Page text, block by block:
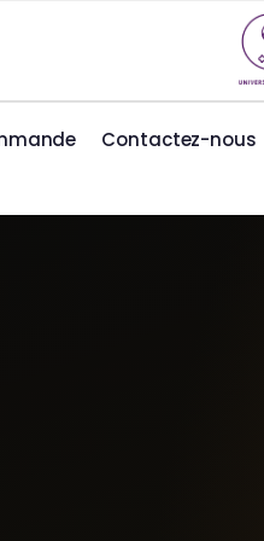
Contactez-nous